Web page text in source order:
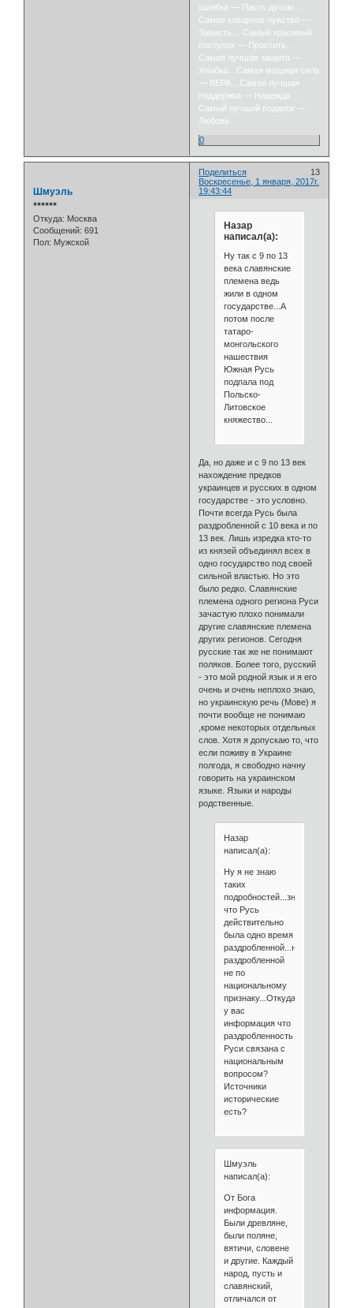
ошибка — Пасть духом…
Самое коварное чувство —
Зависть… Самый красивый
поступок — Простить…
Самая лучшая защита —
Улыбка…Самая мощная сила
— ВЕРА…Самая лучшая
поддержка — Надежда…
Самый лучший подарок —
Любовь.
0
Поделиться
13
Воскресенье, 1 января, 2017г.
19:43:44
Шмуэль
⭒⭒⭒⭒⭒⭒
Откуда: Москва
Сообщений: 691
Пол: Мужской
Назар
написал(а):
Ну так с 9 по 13
века славянские
племена ведь
жили в одном
государстве...А
потом после
татаро-
монгольского
нашествия
Южная Русь
подпала под
Польско-
Литовское
княжество...
Да, но даже и с 9 по 13 век
нахождение предков
украинцев и русских в одном
государстве - это условно.
Почти всегда Русь была
раздробленной с 10 века и по
13 век. Лишь изредка кто-то
из князей объединял всех в
одно государство под своей
сильной властью. Но это
было редко. Славянские
племена одного региона Руси
зачастую плохо понимали
другие славянские племена
других регионов. Сегодня
русские так же не понимают
поляков. Более того, русский
- это мой родной язык и я его
очень и очень неплохо знаю,
но украинскую речь (Мове) я
почти вообще не понимаю
,кроме некоторых отдельных
слов. Хотя я допускаю то, что
если поживу в Украине
полгода, я свободно начну
говорить на украинском
языке. Языки и народы
родственные.
Назар
написал(а):
Ну я не знаю
таких
подробностей...знаю
что Русь
действительно
была одно время
раздробленной...но
раздробленной
не по
национальному
признаку...Откуда
у вас
информация что
раздробленность
Руси связана с
национальным
вопросом?
Источники
исторические
есть?
Шмуэль
написал(а):
От Бога
информация.
Были древляне,
были поляне,
вятичи, словене
и другие. Каждый
народ, пусть и
славянский,
отличался от